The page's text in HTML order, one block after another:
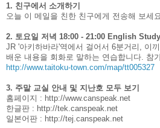
1. 친구에서 소개하기
오늘 이 메일을 친한 친구에게 전송해 보세
2. 토요일 저녁 18:00 - 21:00 English
JR '아키하바라'역에서 걸어서 6분거리, 이
배운 내용을 회화로 말하는 연습합니다. 참
http://www.taitoku-town.com/map/tt005327
3. 주말 교실 안내 및 지난호 모두 보기
홈페이지 : http://www.canspeak.net
한글판 : http://tek.canspeak.net
일본어판 : http://tej.canspeak.net